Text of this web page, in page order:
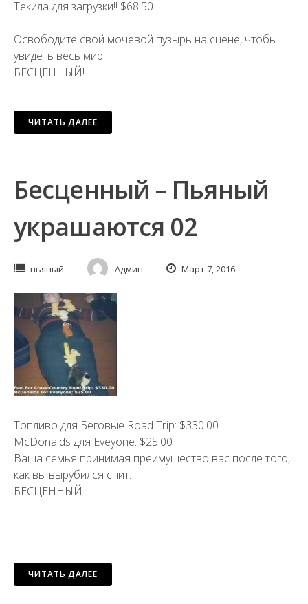
Текила для загрузки!! $68.50
Освободите свой мочевой пузырь на сцене, чтобы
увидеть весь мир:
БЕСЦЕННЫЙ!
ЧИТАТЬ ДАЛЕЕ
Бесценный – Пьяный
украшаются 02
пьяный Админ Март 7, 2016
Топливо для Беговые Road Trip: $330.00
McDonalds для Eveyone: $25.00
Ваша семья принимая преимущество вас после того,
как вы вырубился спит:
БЕСЦЕННЫЙ
ЧИТАТЬ ДАЛЕЕ